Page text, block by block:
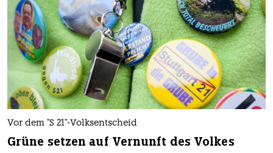
Vor dem "S 21"-Volksentscheid
Grüne setzen auf Vernunft des Volkes